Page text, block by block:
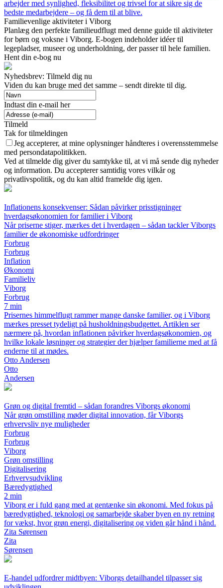
arbejder med synlighed, fleksibilitet og trivsel for at sikre sig de
bedste medarbejdere – og få dem til at blive.
Familievenlige aktiviteter i Viborg
Planlæg den perfekte familieudflugt med denne guide til aktiviteter
for børn og voksne i Viborg. E-bogen indeholder idéer til
legepladser, museer og underholdning, der passer til hele familien.
Hent din e-bog nu
Nyhedsbrev: Tilmeld dig nu
Viden du kan bruge med det samme – sendt direkte til dig.
Indtast din e-mail her
Tilmeld
Tak for tilmeldingen
Jeg accepterer, at mine oplysninger håndteres i overensstemmelse
med persondatapolitikken.
Ved at tilmelde dig giver du samtykke til, at vi må sende dig nyheder
og information. Du accepterer samtidig vores vilkår og
privatlivspolitik, og du kan altid framelde dig igen.
Inflationens konsekvenser: Sådan påvirker prisstigninger
hverdagsøkonomien for familier i Viborg
Når priserne stiger, mærkes det i hverdagen – sådan tackler Viborgs
familier de økonomiske udfordringer
Forbrug
Forbrug
Inflation
Økonomi
Familieliv
Viborg
Forbrug
7 min
Prisernes himmelflugt rammer mange danske familier, og i Viborg
mærkes presset tydeligt på husholdningsbudgettet. Artiklen ser
nærmere på, hvordan inflationen påvirker hverdagsøkonomien, og
hvilke lokale løsninger og strategier der hjælper familierne med at få
enderne til at mødes.
Otto Andersen
Otto
Andersen
Grøn og digital fremtid – sådan forandres Viborgs økonomi
Når grøn omstilling møder digital innovation, får Viborgs
erhvervsliv nye muligheder
Forbrug
Forbrug
Viborg
Grøn omstilling
Digitalisering
Erhvervsudvikling
Bæredygtighed
2 min
Viborg er i fuld gang med at gentænke sin økonomi. Med fokus på
bæredygtighed, teknologi og samarbejde skaber byen en ny retning
for vækst, hvor grøn energi, digitalisering og viden går hånd i hånd.
Zita Sørensen
Zita
Sørensen
E-handel udfordrer midtbyen: Viborgs detailhandel tilpasser sig